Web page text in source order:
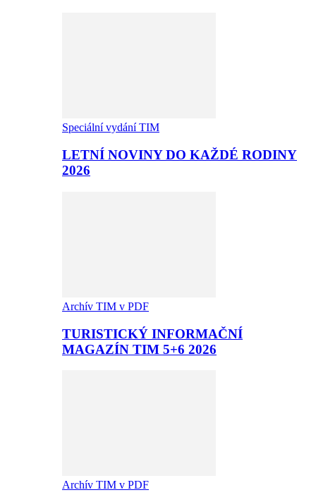
Speciální vydání TIM
LETNÍ NOVINY DO KAŽDÉ RODINY
2026
Archív TIM v PDF
TURISTICKÝ INFORMAČNÍ
MAGAZÍN TIM 5+6 2026
Archív TIM v PDF